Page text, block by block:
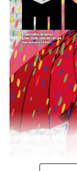
Este número 215
podría ser una
Descargar la